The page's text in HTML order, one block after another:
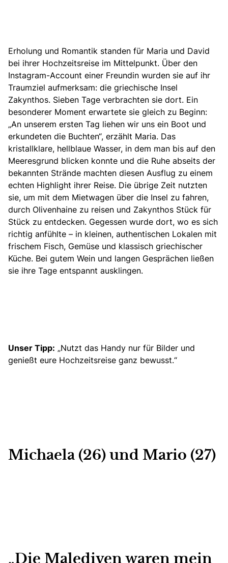
Erholung und Romantik standen für Maria und David
bei ihrer Hochzeitsreise im Mittelpunkt. Über den
Instagram-Account einer Freundin wurden sie auf ihr
Traumziel aufmerksam: die griechische Insel
Zakynthos. Sieben Tage verbrachten sie dort. Ein
besonderer Moment erwartete sie gleich zu Beginn:
„An unserem ersten Tag liehen wir uns ein Boot und
erkundeten die Buchten“, erzählt Maria. Das
kristallklare, hellblaue Wasser, in dem man bis auf den
Meeresgrund blicken konnte und die Ruhe abseits der
bekannten Strände machten diesen Ausflug zu einem
echten Highlight ihrer Reise. Die übrige Zeit nutzten
sie, um mit dem Mietwagen über die Insel zu fahren,
durch Olivenhaine zu reisen und Zakynthos Stück für
Stück zu entdecken. Gegessen wurde dort, wo es sich
richtig anfühlte – in kleinen, authentischen Lokalen mit
frischem Fisch, Gemüse und klassisch griechischer
Küche. Bei gutem Wein und langen Gesprächen ließen
sie ihre Tage entspannt ausklingen.
Unser Tipp: „Nutzt das Handy nur für Bilder und
genießt eure Hochzeitsreise ganz bewusst.“
Michaela (26) und Mario (27)
„Die Malediven waren mein